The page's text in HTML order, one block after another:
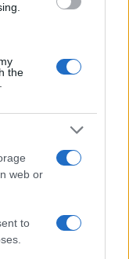
the
web or
to
a Olbia e in
bella anche dal
fa
il centro